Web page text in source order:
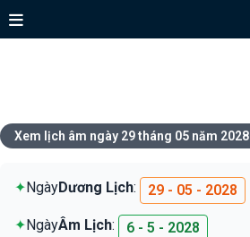
Xem lịch âm ngày 29 tháng 05 năm 2028
✦NgàyDương Lịch: 29 - 05 - 2028
✦NgàyÂm Lịch: 6 - 5 - 2028